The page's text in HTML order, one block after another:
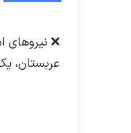
❌ نیروهای
عربستان،